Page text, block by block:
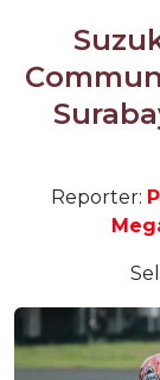
Reporter: